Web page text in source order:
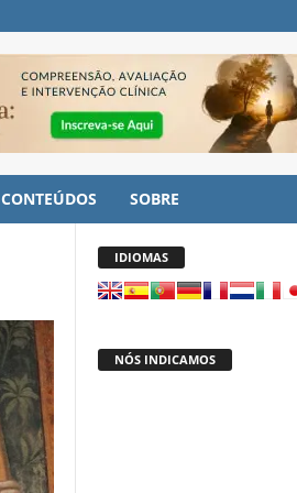
CONTEÚDOS SOBRE
IDIOMAS
NÓS INDICAMOS